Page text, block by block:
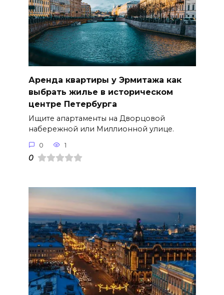
Аренда квартиры у Эрмитажа как
выбрать жилье в историческом
центре Петербурга
Ищите апартаменты на Дворцовой
набережной или Миллионной улице.
0 1
0